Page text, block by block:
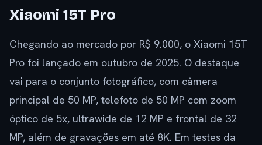
Xiaomi 15T Pro
Chegando ao mercado por R$ 9.000, o Xiaomi 15T
Pro foi lançado em outubro de 2025. O destaque
vai para o conjunto fotográfico, com câmera
principal de 50 MP, telefoto de 50 MP com zoom
óptico de 5x, ultrawide de 12 MP e frontal de 32
MP, além de gravações em até 8K. Em testes da